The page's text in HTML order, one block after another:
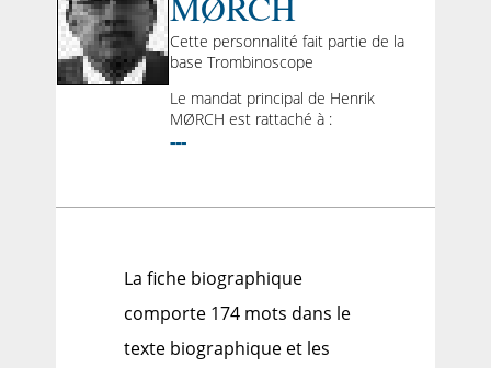
Cette personnalité fait partie de la
base Trombinoscope
Le mandat principal de Henrik
MØRCH est rattaché à :
---
La fiche biographique
comporte 174 mots dans le
texte biographique et les